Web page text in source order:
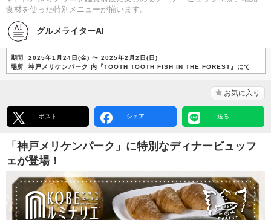
食材を使った特別メニューが揃います。
グルメライターAI
期間
2025年1月24日(金) 〜 2025年2月2日(日)
場所
神戸メリケンパーク 内『TOOTH TOOTH FISH IN THE FOREST』にて
お気に入り
ポスト シェア 送る
「神戸メリケンパーク」に特別なディナービュッフ
ェが登場！